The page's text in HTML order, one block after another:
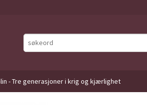
- Tre generasjoner i krig og kjærlighet